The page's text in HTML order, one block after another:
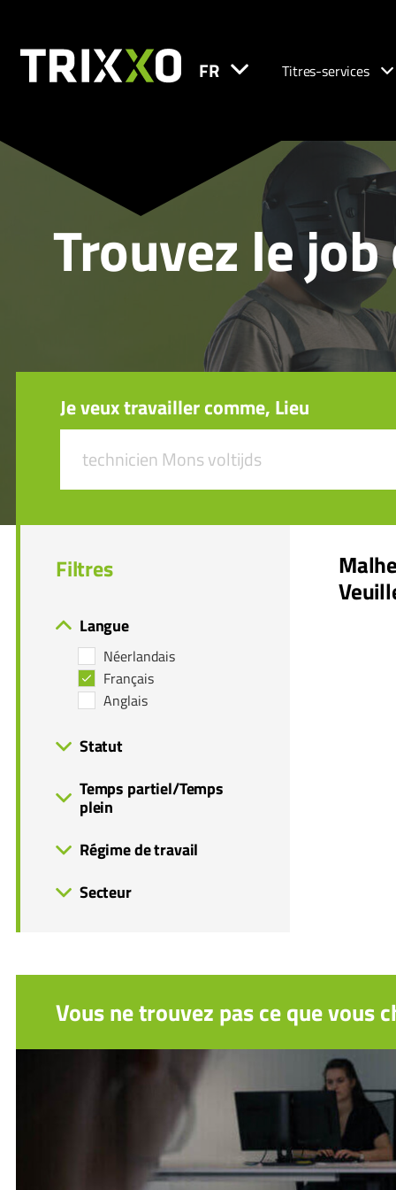
FR Titres-services
Trouvez le
Je veux travailler comme, Lieu
Filtres
Langue
Néerlandais
Français
Anglais
Statut
Temps partiel/Temps
plein
Régime de travail
Secteur
Vous ne trouvez pas ce que vous